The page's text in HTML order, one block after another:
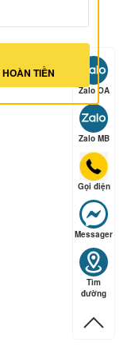
HOÀN TIỀN
Zalo OA
Zalo MB
Gọi điện
Messager
Tìm
đường